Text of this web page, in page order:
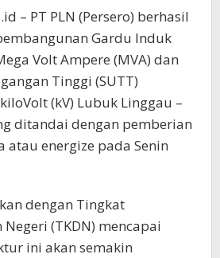
– PT PLN (Persero) berhasil
Gardu Induk
Volt Ampere (MVA) dan
Tinggi (SUTT)
(kV) Lubuk Linggau –
ditandai dengan pemberian
atau energize pada Senin
dengan Tingkat
(TKDN) mencapai
ini akan semakin